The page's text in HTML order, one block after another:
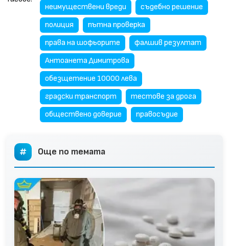
неимуществени вреди
съдебно решение
полиция
пътна проверка
права на шофьорите
фалшив резултат
Антоанета Димитрова
обезщетение 10000 лева
градски транспорт
тестове за дрога
обществено доверие
правосъдие
Още по темата